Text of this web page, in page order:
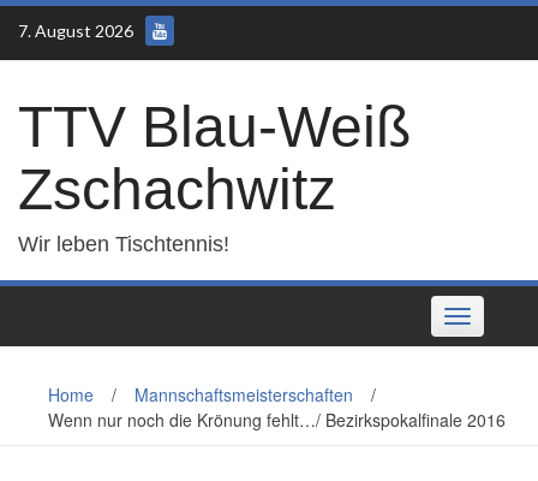
Skip
content
7. August 2026
TTV Blau-Weiß
Zschachwitz
Wir leben Tischtennis!
Toggle
navigation
Home / Mannschaftsmeisterschaften
/
Wenn nur noch die Krönung fehlt…/ Bezirkspokalfinale 2016